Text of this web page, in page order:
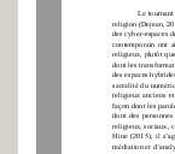
Le tournant
religion (Dejean,
des cyber- espaces
contemporain  ont
religieux, plutôt
dont les
des espaces
sacralité du
religieux  anciens
façon dont les
dont  des
religieux, sociaux,
Hine  (201 5), il
médiation et